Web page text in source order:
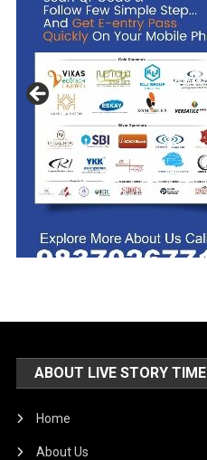
ABOUT LIVE STORY TIME
Home
About Us